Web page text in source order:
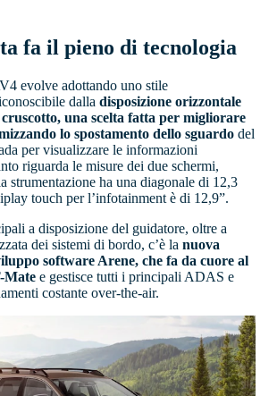
fa il pieno di tecnologia
evolve adottando uno stile
dalla disposizione orizzontale
una scelta fatta per migliorare
lo spostamento dello sguardo del
per visualizzare le informazioni
riguarda le misure dei due schermi,
strumentazione ha una diagonale di 12,3
touch per l’infotainment è di 12,9”.
a disposizione del guidatore, oltre a
dei sistemi di bordo, c’è la nuova
software Arene, che fa da cuore al
Mate e gestisce tutti i principali ADAS e
costante over-the-air.